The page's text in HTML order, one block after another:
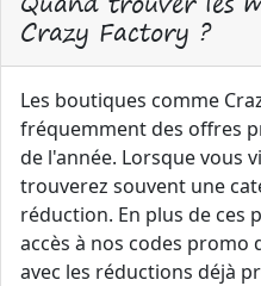
Crazy Factory ?
Les boutiques comme
fréquemment des offres
de l'année. Lorsque vous
trouverez souvent une
réduction. En plus de ces
accès à nos codes promo
avec les réductions déjà